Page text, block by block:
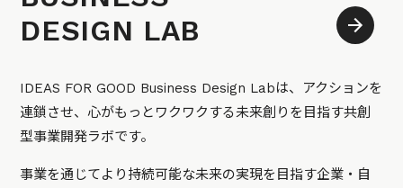
DESIGN LAB
IDEAS FOR GOOD Business Design Labは、アクションを
連鎖させ、心がもっとワクワクする未来創りを目指す共創
型事業開発ラボです。
事業を通じてより持続可能な未来の実現を目指す企業・自